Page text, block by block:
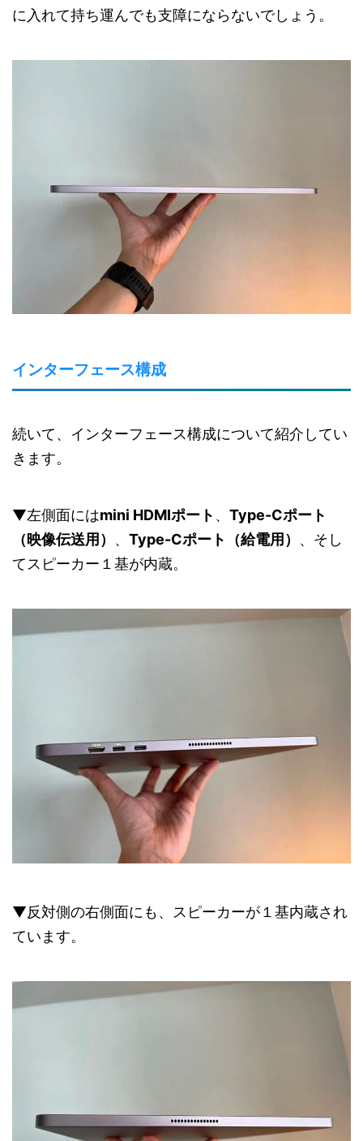
に入れて持ち運んでも支障にならないでしょう。
インターフェース構成
続いて、インターフェース構成について紹介してい
きます。
▼左側面にはmini HDMIポート 、 Type-Cポート
（映像伝送用） 、 Type-Cポート（給電用） 、そし
てスピーカー１基が内蔵。
▼反対側の右側面にも、スピーカーが１基内蔵され
ています。